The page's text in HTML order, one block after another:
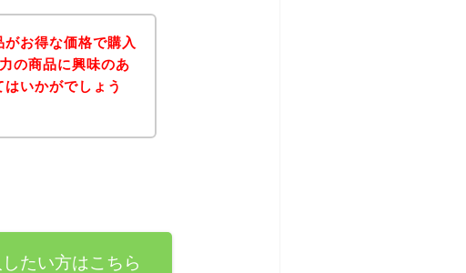
お得な価格で購入
の商品に興味のあ
いかがでしょう
たい方はこちら